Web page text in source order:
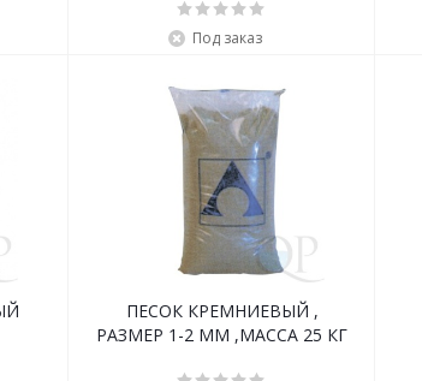
Под заказ
ПЕСОК КРЕМНИЕВЫЙ ,
РАЗМЕР 1-2 ММ ,МАССА 25 КГ